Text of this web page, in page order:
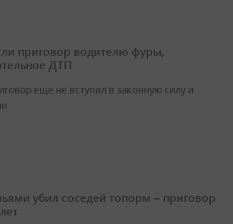
приговор водителю фуры,
ДТП
еще не вступил в законную силу и
убил соседей топорм – приговор